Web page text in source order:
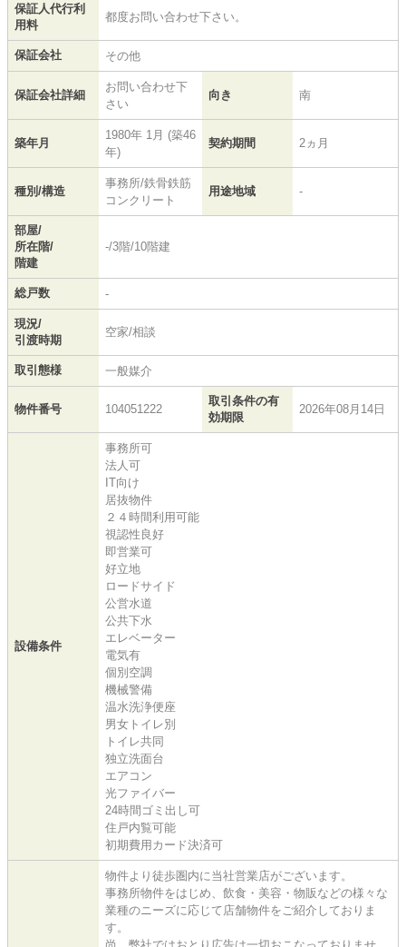
保証人代行利
用料
都度お問い合わせ下さい。
保証会社 その他
保証会社詳細
お問い合わせ下
さい
向き 南
築年月
1980年 1月 (築46
年)
契約期間 2ヵ月
種別/構造
事務所/鉄骨鉄筋
コンクリート
用途地域 -
部屋/
所在階/
階建
-/3階/10階建
総戸数 -
現況/
引渡時期
空家/相談
取引態様 一般媒介
物件番号 104051222
取引条件の有
効期限
2026年08月14日
設備条件
事務所可
法人可
IT向け
居抜物件
２４時間利用可能
視認性良好
即営業可
好立地
ロードサイド
公営水道
公共下水
エレベーター
電気有
個別空調
機械警備
温水洗浄便座
男女トイレ別
トイレ共同
独立洗面台
エアコン
光ファイバー
24時間ゴミ出し可
住戸内覧可能
初期費用カード決済可
物件より徒歩圏内に当社営業店がございます。
事務所物件をはじめ、飲食・美容・物販などの様々な
業種のニーズに応じて店舗物件をご紹介しておりま
す。
尚、弊社ではおとり広告は一切おこなっておりませ